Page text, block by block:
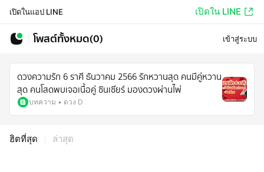
เปิดในแอป LINE เปิดใน LINE
โพสต์ทั้งหมด(0) เข้าสู่ระบบ
ดวงความรัก 6 ราศี ธันวาคม 2566 รักหวานสุด คนมีคู่หวาน
สุด คนโสดพบเจอเนื้อคู่ ซินเซียร์ มองดวงผ่านไพ่
บทความ • ดวง D
ฮิตที่สุด ล่าสุด